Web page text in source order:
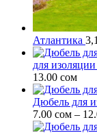
Атлантика
для
13.00 сом
цен:
–
Дюбель для
7.00 сом –